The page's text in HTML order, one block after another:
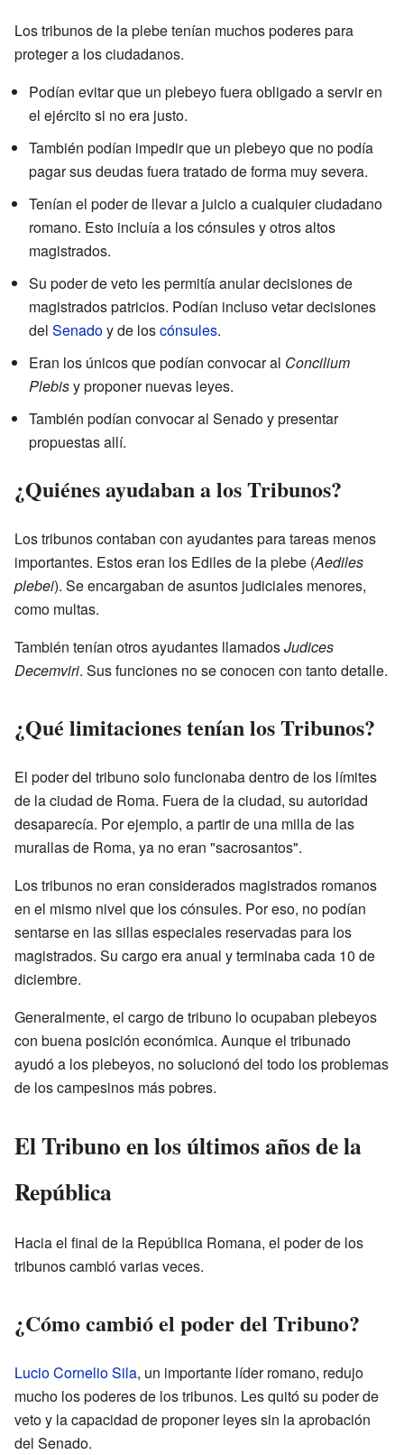
Los tribunos de la plebe tenían muchos poderes para
proteger a los ciudadanos.
Podían evitar que un plebeyo fuera obligado a servir en
el ejército si no era justo.
También podían impedir que un plebeyo que no podía
pagar sus deudas fuera tratado de forma muy severa.
Tenían el poder de llevar a juicio a cualquier ciudadano
romano. Esto incluía a los cónsules y otros altos
magistrados.
Su poder de veto les permitía anular decisiones de
magistrados patricios. Podían incluso vetar decisiones
del Senadoy de loscónsules.
Eran los únicos que podían convocar al Concilium
Plebisy proponer nuevas leyes.
También podían convocar al Senado y presentar
propuestas allí.
¿Quiénes ayudaban a los Tribunos?
Los tribunos contaban con ayudantes para tareas menos
importantes. Estos eran los Ediles de la plebe (Aediles
plebei). Se encargaban de asuntos judiciales menores,
como multas.
También tenían otros ayudantes llamadosJudices
Decemviri. Sus funciones no se conocen con tanto detalle.
¿Qué limitaciones tenían los Tribunos?
El poder del tribuno solo funcionaba dentro de los límites
de la ciudad de Roma. Fuera de la ciudad, su autoridad
desaparecía. Por ejemplo, a partir de una milla de las
murallas de Roma, ya no eran "sacrosantos".
Los tribunos no eran considerados magistrados romanos
en el mismo nivel que los cónsules. Por eso, no podían
sentarse en las sillas especiales reservadas para los
magistrados. Su cargo era anual y terminaba cada 10 de
diciembre.
Generalmente, el cargo de tribuno lo ocupaban plebeyos
con buena posición económica. Aunque el tribunado
ayudó a los plebeyos, no solucionó del todo los problemas
de los campesinos más pobres.
El Tribuno en los últimos años de la
República
Hacia el final de la República Romana, el poder de los
tribunos cambió varias veces.
¿Cómo cambió el poder del Tribuno?
Lucio Cornelio Sila, un importante líder romano, redujo
mucho los poderes de los tribunos. Les quitó su poder de
veto y la capacidad de proponer leyes sin la aprobación
del Senado.